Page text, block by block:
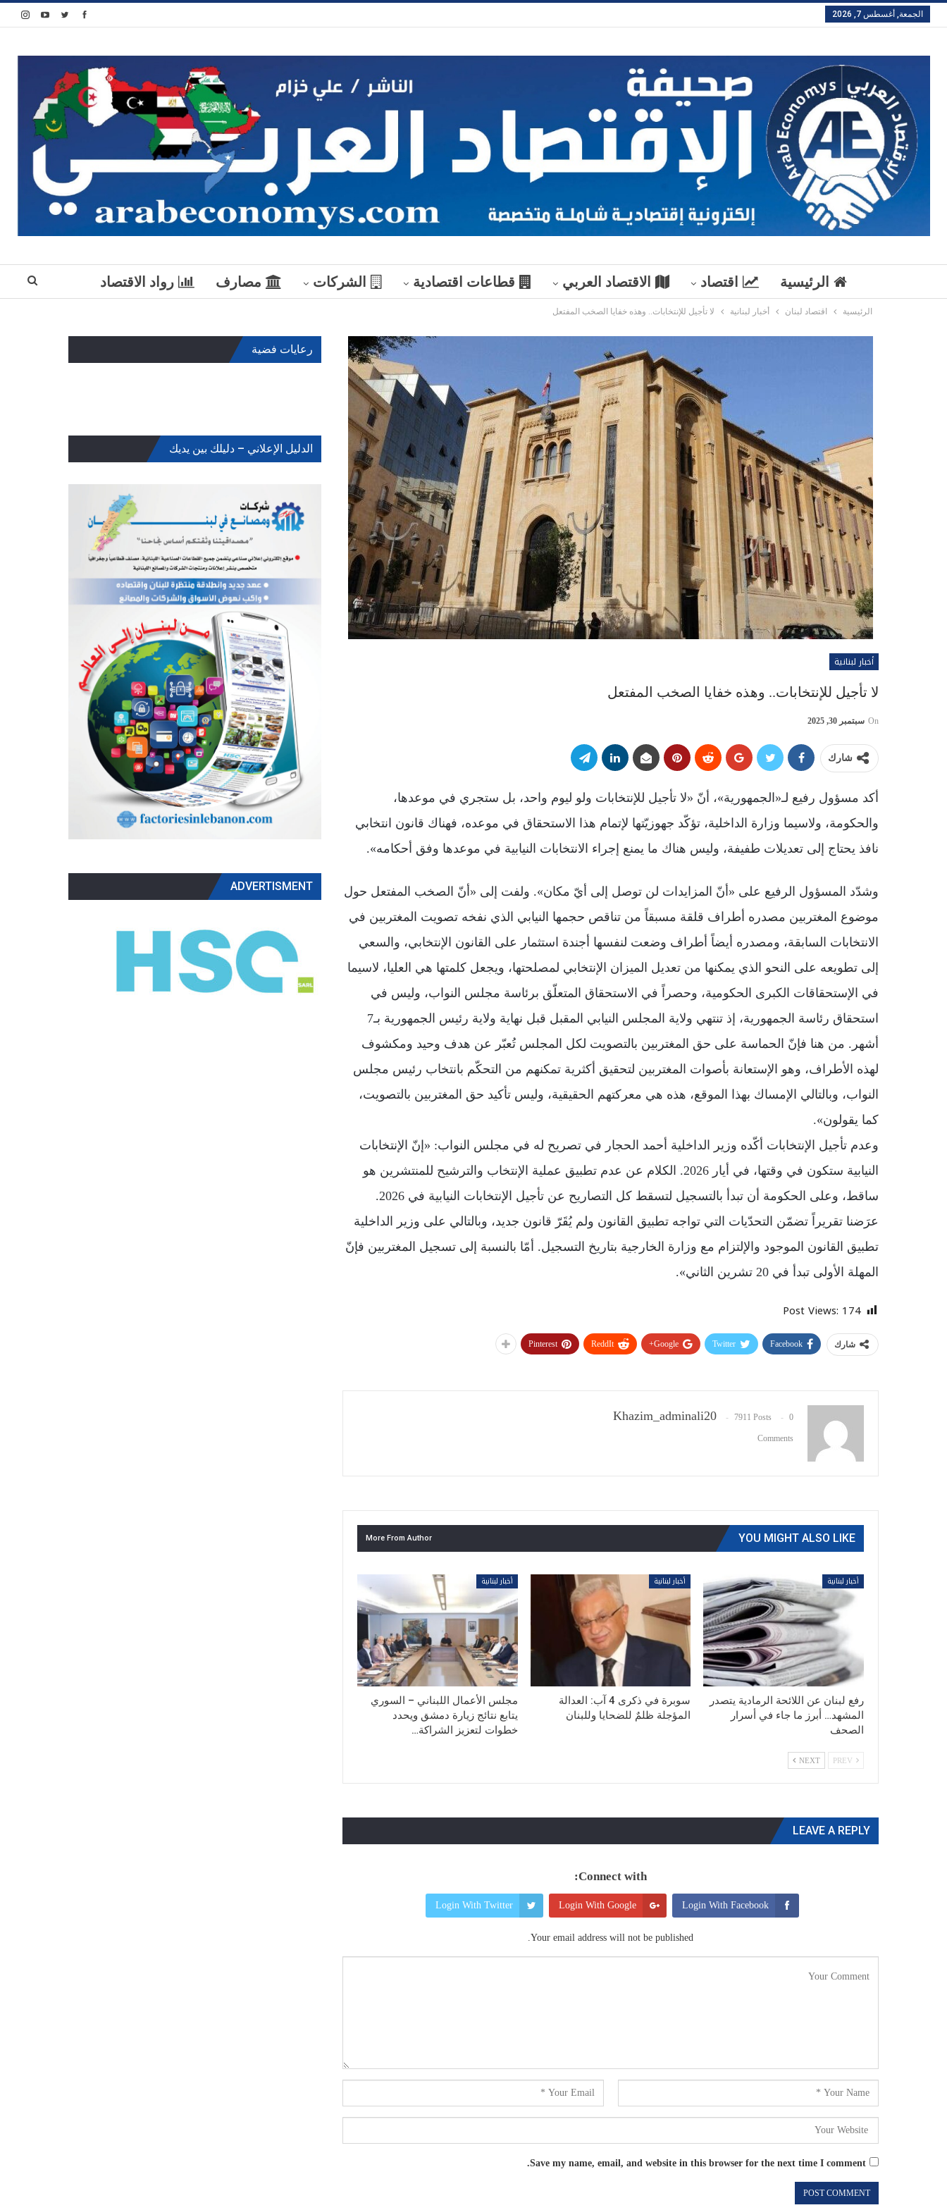
الجمعة, أغسطس 7, 2026
الرئيسية اقتصاد الاقتصاد العربي قطاعات اقتصادية الشركات مصارف رواد الاقتصاد
الرئيسية اقتصاد لبنان أخبار لبنانية لا تأجيل للإنتخابات.. وهذه خفايا الصخب المفتعل
أخبار لبنانية
لا تأجيل للإنتخابات.. وهذه خفايا الصخب المفتعل
On سبتمبر 30, 2025
شارك
أكد مسؤول رفيع لـ«الجمهورية»، أنّ «لا تأجيل للإنتخابات ولو ليوم واحد، بل ستجري في موعدها،
والحكومة، ولاسيما وزارة الداخلية، تؤكّد جهوزيّتها لإتمام هذا الاستحقاق في موعده، فهناك قانون انتخابي
نافذ يحتاج إلى تعديلات طفيفة، وليس هناك ما يمنع إجراء الانتخابات النيابية في موعدها وفق أحكامه».
وشدّد المسؤول الرفيع على «أنّ المزايدات لن توصل إلى أيّ مكان». ولفت إلى «أنّ الصخب المفتعل حول
موضوع المغتربين مصدره أطراف قلقة مسبقاً من تناقص حجمها النيابي الذي نفخه تصويت المغتربين في
الانتخابات السابقة، ومصدره أيضاً أطراف وضعت لنفسها أجندة استثمار على القانون الإنتخابي، والسعي
إلى تطويعه على النحو الذي يمكنها من تعديل الميزان الإنتخابي لمصلحتها، ويجعل كلمتها هي العليا، لاسيما
في الإستحقاقات الكبرى الحكومية، وحصراً في الاستحقاق المتعلّق برئاسة مجلس النواب، وليس في
استحقاق رئاسة الجمهورية، إذ تنتهي ولاية المجلس النيابي المقبل قبل نهاية ولاية رئيس الجمهورية بـ7
أشهر. من هنا فإنّ الحماسة على حق المغتربين بالتصويت لكل المجلس تُعبّر عن هدف وحيد ومكشوف
لهذه الأطراف، وهو الإستعانة بأصوات المغتربين لتحقيق أكثرية تمكنهم من التحكّم بانتخاب رئيس مجلس
النواب، وبالتالي الإمساك بهذا الموقع، هذه هي معركتهم الحقيقية، وليس تأكيد حق المغتربين بالتصويت،
كما يقولون».
وعدم تأجيل الإنتخابات أكّده وزير الداخلية أحمد الحجار في تصريح له في مجلس النواب: «إنّ الإنتخابات
النيابية ستكون في وقتها، في أيار 2026. الكلام عن عدم تطبيق عملية الإنتخاب والترشيح للمنتشرين هو
ساقط، وعلى الحكومة أن تبدأ بالتسجيل لتسقط كل التصاريح عن تأجيل الإنتخابات النيابية في 2026.
عرَضنا تقريراً تضمّن التحدّيات التي تواجه تطبيق القانون ولم يُقَرّ قانون جديد، وبالتالي على وزير الداخلية
تطبيق القانون الموجود والإلتزام مع وزارة الخارجية بتاريخ التسجيل. أمّا بالنسبة إلى تسجيل المغتربين فإنّ
المهلة الأولى تبدأ في 20 تشرين الثاني».
Post Views: 174
شارك Facebook
Twitter
Google+
ReddIt
Pinterest
Khazim_adminali20 7911 Posts 0
Comments
YOU MIGHT ALSO LIKE
More From Author
أخبار لبنانية
رفع لبنان عن اللائحة الرمادية يتصدر
المشهد… أبرز ما جاء في أسرار
الصحف
أخبار لبنانية
سوبرة في ذكرى 4 آب: العدالة
المؤجلة ظلمٌ للضحايا وللبنان
أخبار لبنانية
مجلس الأعمال اللبناني – السوري
يتابع نتائج زيارة دمشق ويحدد
خطوات لتعزيز الشراكة…
NEXT
LEAVE A REPLY
Connect with:
Login With Facebook
Login With Google
Login With Twitter
Your email address will not be published.
Save my name, email, and website in this browser for the next time I comment.
رعايات فضية
الدليل الإعلاني – دليلك بين يديك
ADVERTISMENT